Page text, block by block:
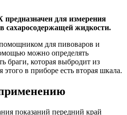
для измерения
сахаросодержащей жидкости.
для пивоваров и
можно определять
браги, которая выбродит из
в приборе есть вторая шкала.
показаний передний край